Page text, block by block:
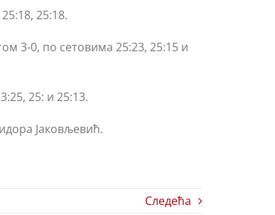
25:18.
3-0, по сетовима 25:23, 25:15 и
25: и 25:13.
Јаковљевић.
Следећа